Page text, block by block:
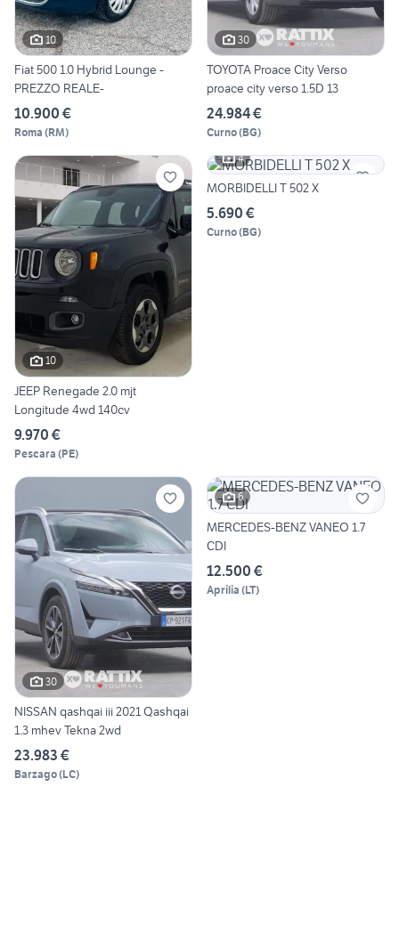
10
Fiat 500 1.0 Hybrid Lounge -
PREZZO REALE-
10.900 €
Roma (RM)
30
TOYOTA Proace City Verso
proace city verso 1.5D 13
24.984 €
Curno(BG)
10
JEEP Renegade 2.0 mjt
Longitude 4wd 140cv
9.970 €
Pescara (PE)
4
MORBIDELLI T 502 X
5.690 €
Curno(BG)
30
NISSAN qashqai iii 2021 Qashqai
1.3 mhev Tekna 2wd
23.983 €
Barzago(LC)
6
MERCEDES-BENZ VANEO 1.7
CDI
12.500 €
Aprilia (LT)